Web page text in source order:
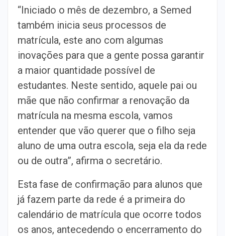
“Iniciado o mês de dezembro, a Semed
também inicia seus processos de
matrícula, este ano com algumas
inovações para que a gente possa garantir
a maior quantidade possível de
estudantes. Neste sentido, aquele pai ou
mãe que não confirmar a renovação da
matrícula na mesma escola, vamos
entender que vão querer que o filho seja
aluno de uma outra escola, seja ela da rede
ou de outra”, afirma o secretário.
Esta fase de confirmação para alunos que
já fazem parte da rede é a primeira do
calendário de matrícula que ocorre todos
os anos, antecedendo o encerramento do